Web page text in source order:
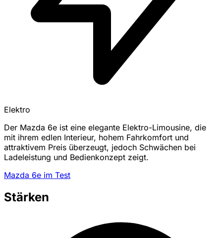
Elektro
Der Mazda 6e ist eine elegante Elektro-Limousine, die
mit ihrem edlen Interieur, hohem Fahrkomfort und
attraktivem Preis überzeugt, jedoch Schwächen bei
Ladeleistung und Bedienkonzept zeigt.
Mazda 6e im Test
Stärken